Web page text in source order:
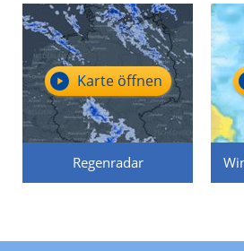
Regenradar
Karte öffnen